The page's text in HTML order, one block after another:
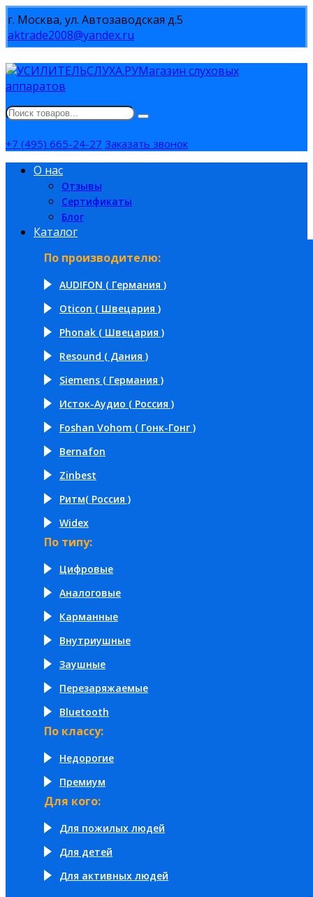
г. Москва, ул. Автозаводская д.5
aktrade2008@yandex.ru
Магазин слуховых
аппаратов
+7 (495) 665-24-27 Заказать звонок
О нас
Отзывы
Сертификаты
Блог
Каталог
По производителю:
AUDIFON ( Германия )
Oticon ( Швецария )
Phonak ( Швецария )
Resound ( Дания )
Siemens ( Германия )
Исток-Аудио ( Россия )
Foshan Vohom ( Гонк-Гонг )
Bernafon
Zinbest
Ритм( Россия )
Widex
По типу:
Цифровые
Аналоговые
Карманные
Внутриушные
Заушные
Перезаряжаемые
Bluetooth
По классу:
Недорогие
Премиум
Для кого:
Для пожилых людей
Для детей
Для активных людей